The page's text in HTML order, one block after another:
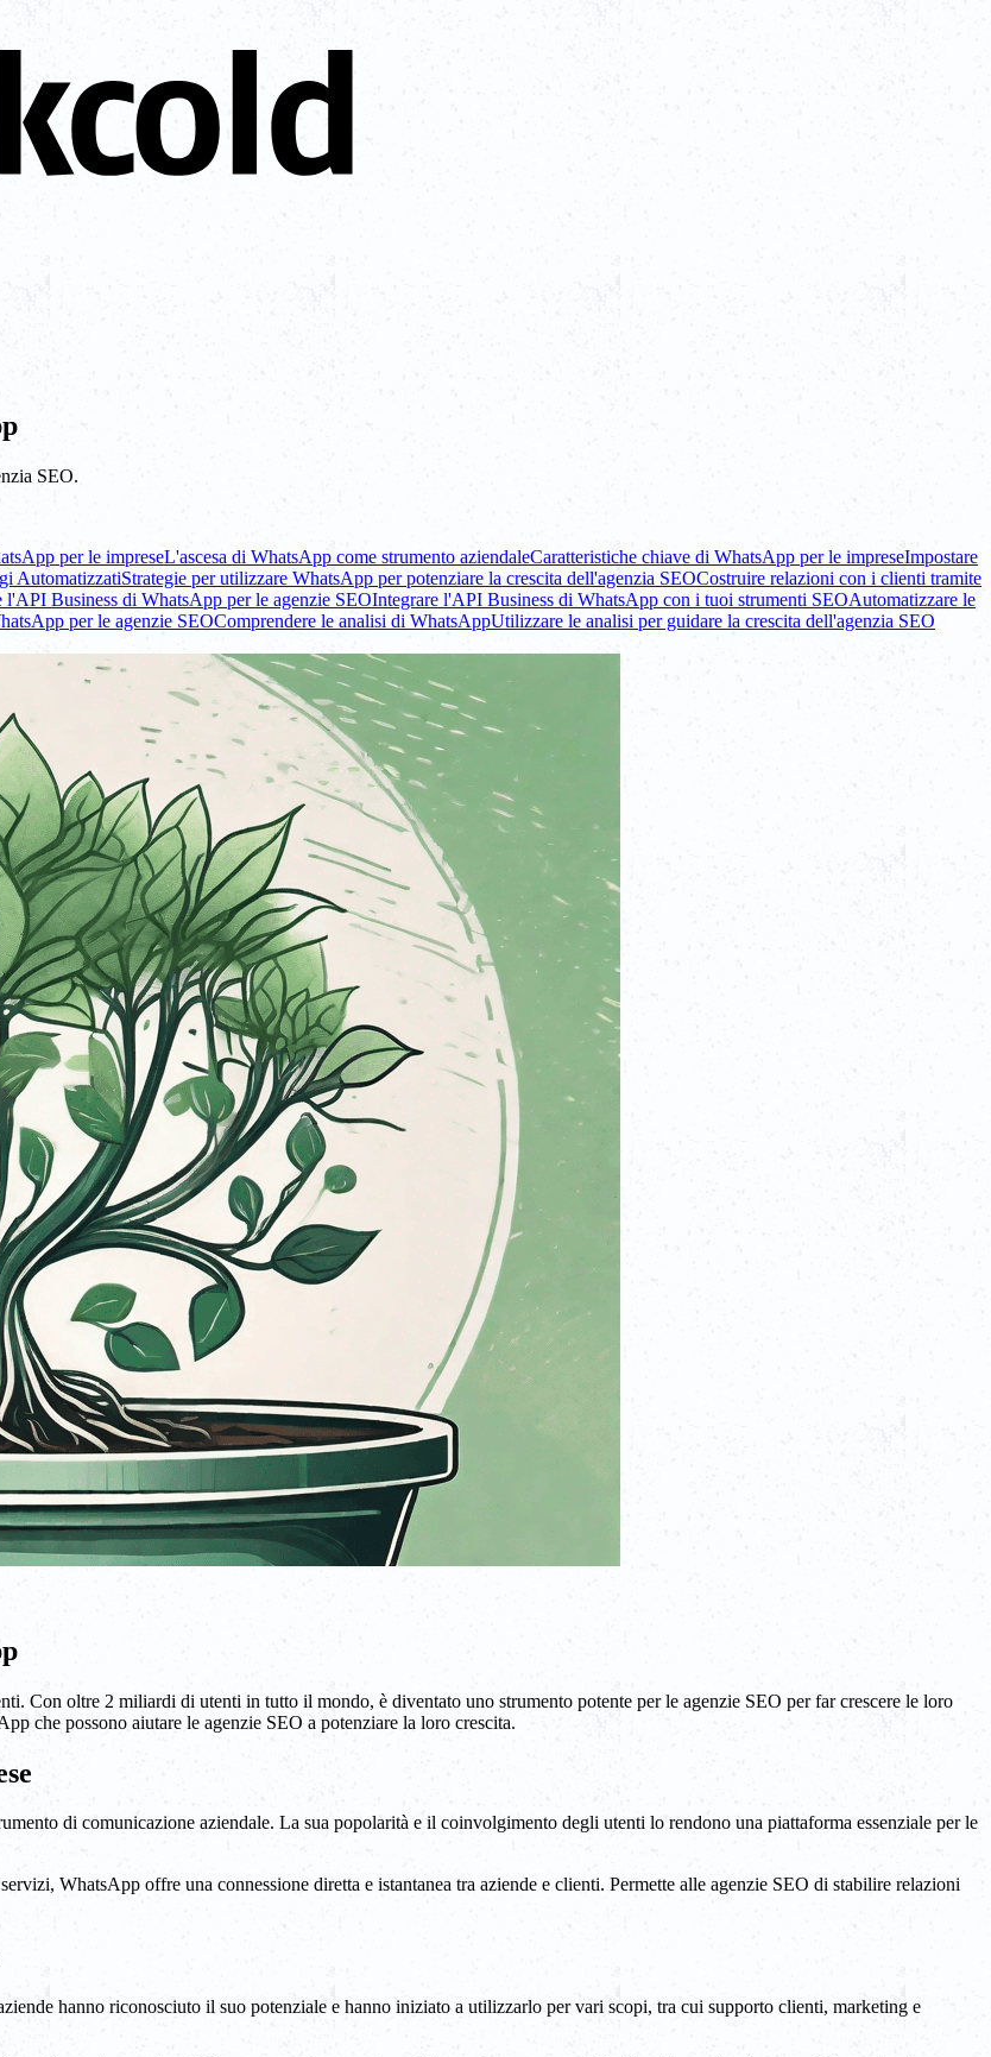
SEO.
per le impreseL'ascesa di WhatsApp come strumento aziendaleCaratteristiche chiave di WhatsApp per le impreseImpostare
AutomatizzatiStrategie per utilizzare WhatsApp per potenziare la crescita dell'agenzia SEOCostruire relazioni con i clienti tramite
l'API Business di WhatsApp per le agenzie SEOIntegrare l'API Business di WhatsApp con i tuoi strumenti SEOAutomatizzare le
per le agenzie SEOComprendere le analisi di WhatsAppUtilizzare le analisi per guidare la crescita dell'agenzia SEO
Con oltre 2 miliardi di utenti in tutto il mondo, è diventato uno strumento potente per le agenzie SEO per far crescere le loro
che possono aiutare le agenzie SEO a potenziare la loro crescita.
di comunicazione aziendale. La sua popolarità e il coinvolgimento degli utenti lo rendono una piattaforma essenziale per le
WhatsApp offre una connessione diretta e istantanea tra aziende e clienti. Permette alle agenzie SEO di stabilire relazioni
hanno riconosciuto il suo potenziale e hanno iniziato a utilizzarlo per vari scopi, tra cui supporto clienti, marketing e